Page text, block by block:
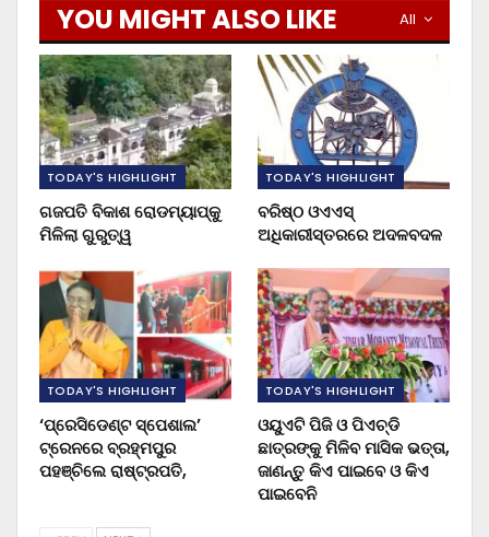
All
YOU MIGHT ALSO LIKE
TODAY'S HIGHLIGHT
ଗଜପତି ବିକାଶ ରୋଡମ୍ୟାପ୍‌କୁ
ମିଳିଲା ଗୁରୁତ୍ୱ
TODAY'S HIGHLIGHT
ବରିଷ୍ଠ ଓଏଏସ୍‌
ଅଧିକାରୀସ୍ତରରେ ଅଦଳବଦଳ
TODAY'S HIGHLIGHT
‘ପ୍ରେସିଡେଣ୍ଟ ସ୍ପେଶାଲ’
ଟ୍ରେନରେ ବ୍ରହ୍ମପୁର
ପହଞ୍ଚିଲେ ରାଷ୍ଟ୍ରପତି,
TODAY'S HIGHLIGHT
ଓୟୁଏଟି ପିଜି ଓ ପିଏଚ୍‌ଡି
ଛାତ୍ରଙ୍କୁ ମିଳିବ ମାସିକ ଭତ୍ତା,
ଜାଣନ୍ତୁ କିଏ ପାଇବେ ଓ କିଏ
ପାଇବେନି